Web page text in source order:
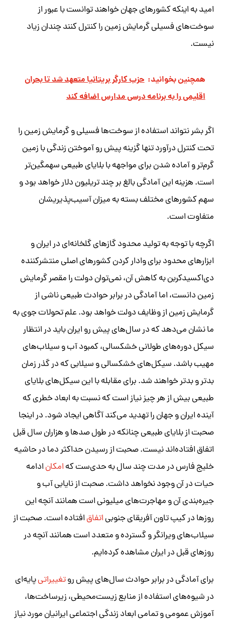
امید به اینکه کشورهای جهان خواهند توانست با عبور از
سوخت‌های فسیلی گرمایش زمین را کنترل کنند چندان زیاد
نیست.
همچنین بخوانید: حزب کارگر بریتانیا متعهد شد تا بحران
اقلیمی را به برنامه درسی مدارس اضافه کند
اگر بشر نتواند استفاده از سوخت‌ها فسیلی و گرمایش زمین را
تحت کنترل درآورد تنها گزینه پیش رو آموختن زندگی با زمین
گرم‌تر و آماده شدن برای مواجهه با بلایای طبیعی سهمگین‌تر
است. هزینه این آمادگی بالغ بر چند تریلیون دلار خواهد بود و
سهم کشورهای مختلف بسته به میزان آسیب‌پذیریشان
متفاوت است.
اگرچه با توجه به تولید محدود گازهای گلخانه‌ای در ایران و
ابزارهای محدود برای وادار کردن کشورهای اصلی منتشرکننده
دی‌اکسید‌کربن به کاهش آن، نمی‌توان دولت را مقصر گرمایش
زمین دانست، اما آمادگی در برابر حوادث طبیعی ناشی از
گرمایش زمین از وظایف دولت خواهد بود. علم تحولات جوی به
ما نشان می‌دهد که در سال‌های پیش رو ایران باید در انتظار
سیکل دوره‌های طولانی خشکسالی، کمبود آب و سیلاب‌های
مهیب باشد. سیکل‌های خشکسالی و سیلابی که در گذر زمان
بدتر و بدتر خواهند شد. برای مقابله با این سیکل‌های بلایای
طبیعی بیش از هر چیز نیاز است که نسبت به ابعاد خطری که
آینده ایران و جهان را تهدید می‌کند آگاهی ایجاد شود. در اینجا
صحبت از بلایای طبیعی چنانکه در طول صدها و هزاران سال قبل
اتفاق افتاده‌اند نیست. صحبت از رسیدن حداکثر دما در حاشیه
خلیج فارس در مدت چند سال به حدی‌ست کهامکانادامه
حیات در آن وجود نخواهد داشت. صحبت از نایابی آب و
جیره‌بندی آن و مهاجرت‌های میلیونی است همانند آنچه این
روزها در کیپ تاون آفریقای جنوبیاتفاقافتاده است. صحبت از
سیلاب‌های ویرانگر و گسترده و متعدد است همانند آنچه در
روزهای قبل در ایران مشاهده کرده‌ایم.
برای آمادگی در برابر حوادث سال‌های پیش روتغییراتیپایه‌ای
در شیوه‌های استفاده از منابع زیست‌محیطی، زیرساخت‌ها،
آموزش عمومی و تمامی ابعاد زندگی اجتماعی ایرانیان مورد نیاز